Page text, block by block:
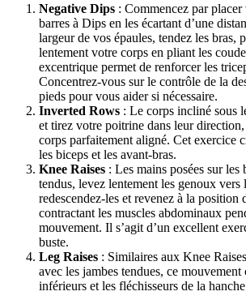
Negative Dips : Commencez par placer
barres à Dips en les écartant d’une
largeur de vos épaules, tendez les bras,
lentement votre corps en pliant les
excentrique permet de renforcer les
Concentrez-vous sur le contrôle de la
pieds pour vous aider si nécessaire.
Inverted Rows : Le corps incliné sous
et tirez votre poitrine dans leur
corps parfaitement aligné. Cet exercice
les biceps et les avant-bras.
Knee Raises : Les mains posées sur les
tendus, levez lentement les genoux
redescendez-les et revenez à la position
contractant les muscles abdominaux
mouvement. Il s’agit d’un excellent
buste.
Leg Raises : Similaires aux Knee
avec les jambes tendues, ce
inférieurs et les fléchisseurs de la